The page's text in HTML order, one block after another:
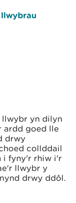
llwybrau
llwybr yn dilyn
ardd goed lle
drwy
collddail
i fyny'r rhiw i'r
llwybr y
drwy ddôl.